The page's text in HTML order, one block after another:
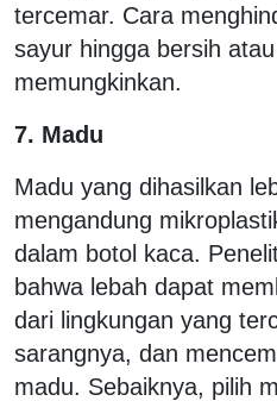
tercemar. Cara
sayur hingga bersih
memungkinkan.
7. Madu
Madu yang dihasilkan
mengandung
dalam botol kaca.
bahwa lebah dapat
dari lingkungan yang
sarangnya, dan
madu. Sebaiknya, pilih